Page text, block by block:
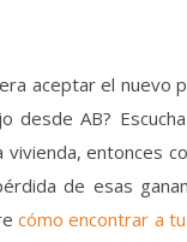
aceptar el
desde AB?
vivienda, entonces
de esas
cómo encontrar a